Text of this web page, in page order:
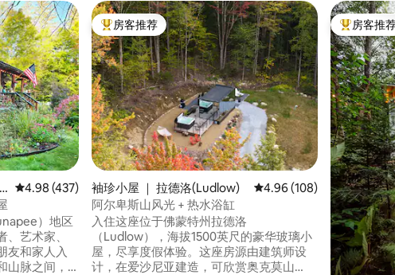
价平均评分 4.98 分（满分 5 分），共 437 条评价
4.98 (437)
）地区
艺术家、
友和家人入
山脉之间，
热门「房客推荐」
房客推荐
袖珍小屋 ｜ 拉德洛(Ludlow) 平均评分 4.96 分（满分 5
4.96 (108)
阿尔卑斯山风光 + 热水浴缸
入住这座位于佛蒙特州拉德洛
（Ludlow），海拔1500英尺的豪华玻璃小
屋，尽享度假体验。这座房源由建筑师设
计，在爱沙尼亚建造，可欣赏奥克莫山
热门「房
房客推